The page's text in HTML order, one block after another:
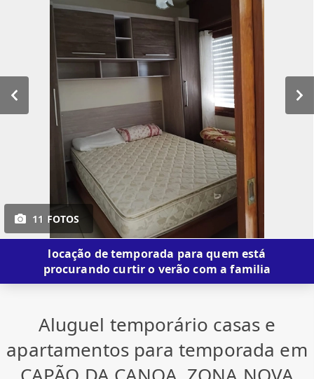
11 FOTOS
locação de temporada para quem está
procurando curtir o verão com a familia
Aluguel temporário casas e
apartamentos para temporada em